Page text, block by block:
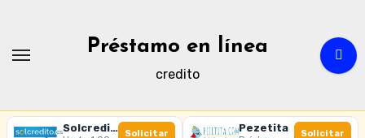
contenido
Préstamo en línea
credito
Solcredito Solicitar Pezetita Solicitar